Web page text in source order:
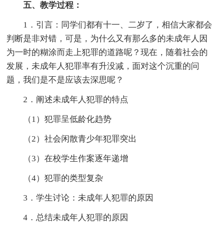
五、教学过程：
1．引言：同学们都有十一、二岁了，相信大家都会
判断是非对错，可是，为什么又有那么多的未成年人因
为一时的糊涂而走上犯罪的道路呢？现在，随着社会的
发展，未成年人犯罪率有升没减，面对这个沉重的问
题，我们是不是应该去深思呢？
2．阐述未成年人犯罪的特点
（1）犯罪呈低龄化趋势
（2）社会闲散青少年犯罪突出
（3）在校学生作案逐年递增
（4）犯罪的类型复杂
3．学生讨论：未成年人犯罪的原因
4．总结未成年人犯罪的原因